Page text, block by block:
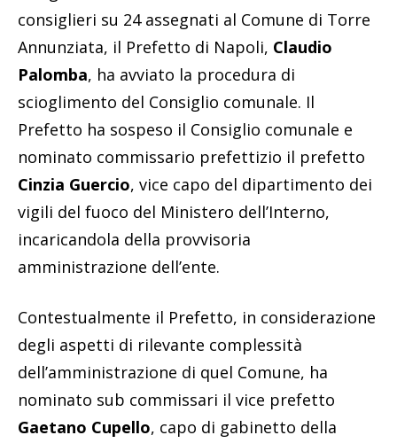
consiglieri su 24 assegnati al Comune di Torre
Annunziata, il Prefetto di Napoli, Claudio
Palomba, ha avviato la procedura di
scioglimento del Consiglio comunale. Il
Prefetto ha sospeso il Consiglio comunale e
nominato commissario prefettizio il prefetto
Cinzia Guercio, vice capo del dipartimento dei
vigili del fuoco del Ministero dell’Interno,
incaricandola della provvisoria
amministrazione dell’ente.
Contestualmente il Prefetto, in considerazione
degli aspetti di rilevante complessità
dell’amministrazione di quel Comune, ha
nominato sub commissari il vice prefetto
Gaetano Cupello, capo di gabinetto della